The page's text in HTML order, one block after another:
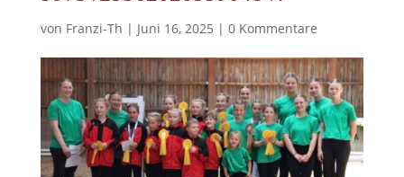
von Franzi-Th | Juni 16, 2025 | 0 Kommentare